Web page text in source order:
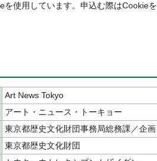
を使用しています。申込む際はCookie
Art News Tokyo
アート・ニュース・トーキョー
東京都歴史文化財団事務局総務課／企画
東京都歴史文化財団